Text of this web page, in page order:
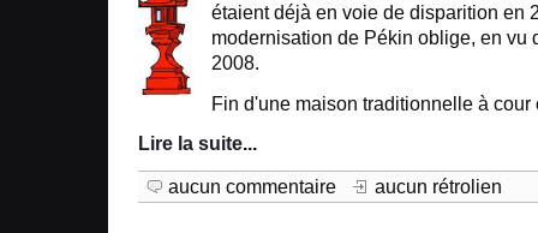
étaient déjà en voie de disparition en
modernisation de Pékin oblige, en vu
2008.
Fin d'une maison traditionnelle à
Lire la suite...
aucun commentaire
aucun rétrolien